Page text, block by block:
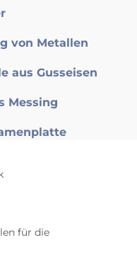
von Metallen
aus Gusseisen
Messing
für die